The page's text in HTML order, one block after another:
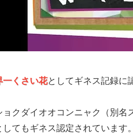
一くさい花としてギネス記録に
クダイオオコンニャク（別名
してもギネス認定されています。